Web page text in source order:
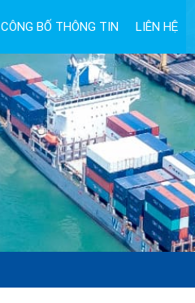
CÔNG BỐ THÔNG TIN LIÊN HỆ